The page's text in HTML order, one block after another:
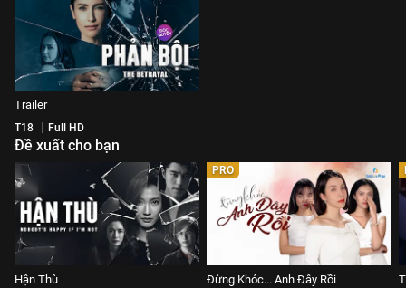
Trailer
T18 Full HD
Đề xuất cho bạn
Hận Thù
PRO
Đừng Khóc... Anh Đây Rồi